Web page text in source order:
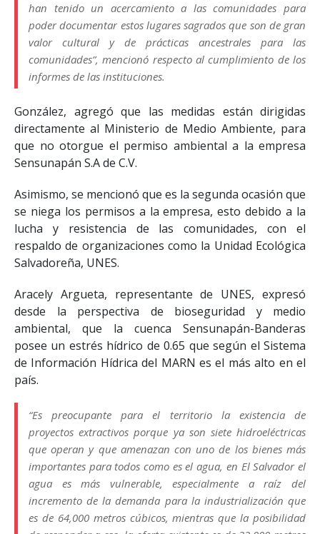
han tenido un acercamiento a las comunidades para
poder documentar estos lugares sagrados que son de gran
valor cultural y de prácticas ancestrales para las
comunidades”, mencionó respecto al cumplimiento de los
informes de las instituciones.
González, agregó que las medidas están dirigidas
directamente al Ministerio de Medio Ambiente, para
que no otorgue el permiso ambiental a la empresa
Sensunapán S.A de C.V.
Asimismo, se mencionó que es la segunda ocasión que
se niega los permisos a la empresa, esto debido a la
lucha y resistencia de las comunidades, con el
respaldo de organizaciones como la Unidad Ecológica
Salvadoreña, UNES.
Aracely Argueta, representante de UNES, expresó
desde la perspectiva de bioseguridad y medio
ambiental, que la cuenca Sensunapán-Banderas
posee un estrés hídrico de 0.65 que según el Sistema
de Información Hídrica del MARN es el más alto en el
país.
“Es preocupante para el territorio la existencia de
proyectos extractivos porque ya son siete hidroeléctricas
que operan y que amenazan con uno de los bienes más
importantes para todos como es el agua, en El Salvador el
agua es más vulnerable, especialmente a raíz del
incremento de la demanda para la industrialización que
es de 64,000 metros cúbicos, mientras que la posibilidad